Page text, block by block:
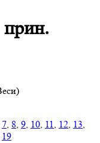
7, 8, 9, 10, 11, 12, 13,
19